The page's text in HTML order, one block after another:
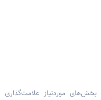
بخش‌های موردنیاز علامت‌گذاری